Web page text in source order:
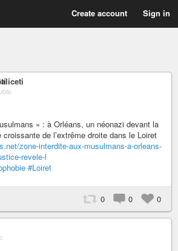
Create account Sign in
» : à Orléans, un néonazi devant la
croissante de l’extrême droite dans le Loiret
zone-interdite-aux-musulmans-a-orleans-
revele-l
#Loiret
0 0 0